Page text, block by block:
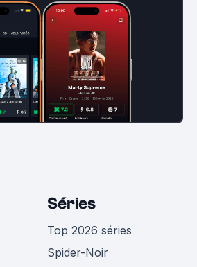
Séries
Top 2026 séries
Spider-Noir